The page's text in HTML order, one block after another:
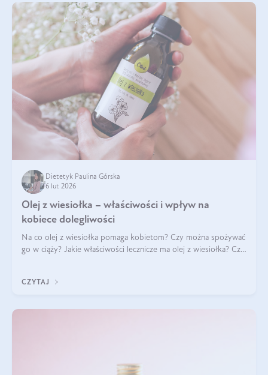
Dietetyk Paulina Górska
6 lut 2026
Olej z wiesiołka – właściwości i wpływ na
kobiece dolegliwości
Na co olej z wiesiołka pomaga kobietom? Czy można spożywać
go w ciąży? Jakie właściwości lecznicze ma olej z wiesiołka? Czy
CZYTAJ